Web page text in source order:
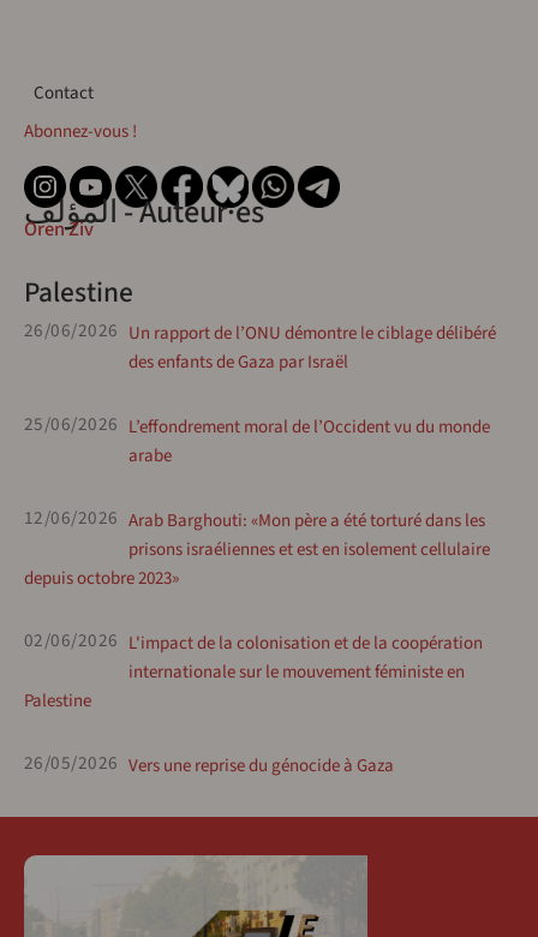
Contact
Contact
Abonnez-vous !
المؤلف - Auteur·es Oren Ziv
Palestine
26/06/2026 Un rapport de l’ONU démontre le ciblage délibéré
des enfants de Gaza par Israël
25/06/2026 L’effondrement moral de l’Occident vu du monde
arabe
12/06/2026 Arab Barghouti: «Mon père a été torturé dans les
prisons israéliennes et est en isolement cellulaire
depuis octobre 2023»
02/06/2026 L'impact de la colonisation et de la coopération
internationale sur le mouvement féministe en
Palestine
26/05/2026 Vers une reprise du génocide à Gaza